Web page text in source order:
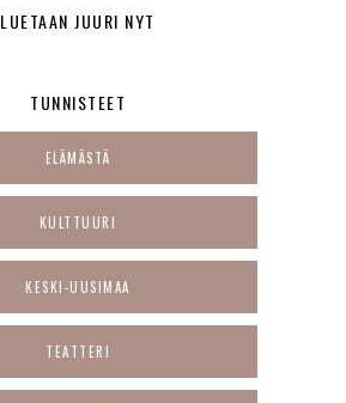
LUETAAN JUURI NYT
TUNNISTEET
ELÄMÄSTÄ
KULTTUURI
KESKI-UUSIMAA
TEATTERI